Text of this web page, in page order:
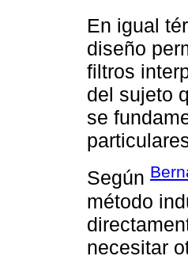
En igual
diseño
filtros
del sujeto
se
Según
método
necesitar